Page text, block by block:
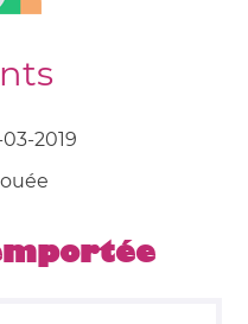
2019